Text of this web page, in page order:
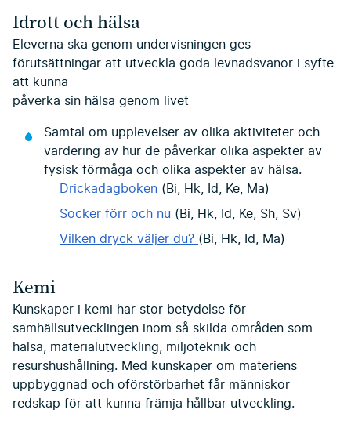
Idrott och hälsa
Eleverna ska genom undervisningen ges
förutsättningar att utveckla goda levnadsvanor i syfte
att kunna
påverka sin hälsa genom livet
Samtal om upplevelser av olika aktiviteter och
värdering av hur de påverkar olika aspekter av
fysisk förmåga och olika aspekter av hälsa.
Drickadagboken (Bi, Hk, Id, Ke, Ma)
Socker förr och nu (Bi, Hk, Id, Ke, Sh, Sv)
Vilken dryck väljer du? (Bi, Hk, Id, Ma)
Kemi
Kunskaper i kemi har stor betydelse för
samhällsutvecklingen inom så skilda områden som
hälsa, materialutveckling, miljöteknik och
resurshushållning. Med kunskaper om materiens
uppbyggnad och oförstörbarhet får människor
redskap för att kunna främja hållbar utveckling.